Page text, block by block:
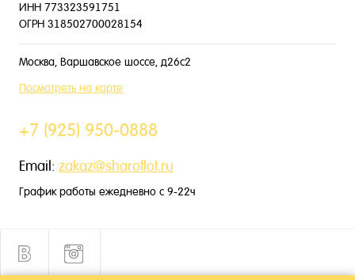
ИНН 773323591751
ОГРН 318502700028154
Москва, Варшавское шоссе, д26с2
Посмотреть на карте
+7 (925) 950-0888
Email: zakaz@sharoflot.ru
График работы ежедневно с 9-22ч